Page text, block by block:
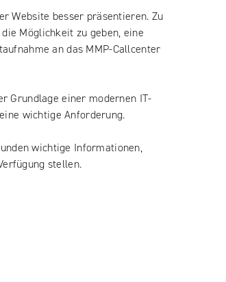
Website besser präsentieren. Zu
Möglichkeit zu geben, eine
an das MMP-Callcenter
Grundlage einer modernen IT-
wichtige Anforderung.
wichtige Informationen,
stellen.